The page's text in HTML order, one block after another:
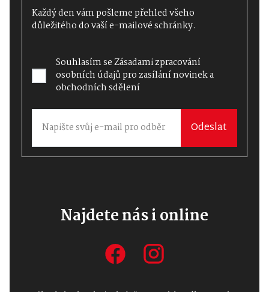
Každý den vám pošleme přehled všeho
důležitého do vaší e-mailové schránky.
Souhlasím seZásadami zpracování
osobních údajůpro zasílání novinek a
obchodních sdělení
Odeslat
Najdete nás i online